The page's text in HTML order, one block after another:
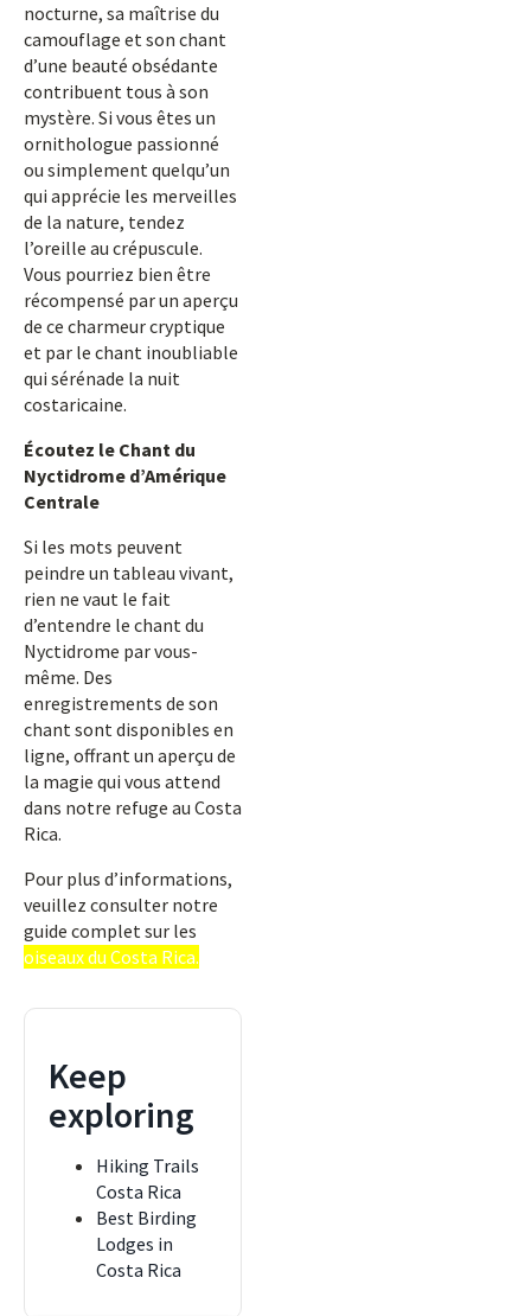
nocturne, sa maîtrise du
camouflage et son chant
d’une beauté obsédante
contribuent tous à son
mystère. Si vous êtes un
ornithologue passionné
ou simplement quelqu’un
qui apprécie les merveilles
de la nature, tendez
l’oreille au crépuscule.
Vous pourriez bien être
récompensé par un aperçu
de ce charmeur cryptique
et par le chant inoubliable
qui sérénade la nuit
costaricaine.
Écoutez le Chant du
Nyctidrome d’Amérique
Centrale
Si les mots peuvent
peindre un tableau vivant,
rien ne vaut le fait
d’entendre le chant du
Nyctidrome par vous-
même. Des
enregistrements de son
chant sont disponibles en
ligne, offrant un aperçu de
la magie qui vous attend
dans notre refuge au Costa
Rica.
Pour plus d’informations,
veuillez consulter notre
guide complet sur les
oiseaux du Costa Rica.
Keep
exploring
Hiking Trails
Costa Rica
Best Birding
Lodges in
Costa Rica